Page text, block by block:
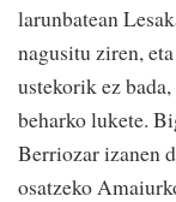
larunbatean
nagusitu ziren,
ustekorik ez
beharko lukete.
Berriozar izanen
osatzeko